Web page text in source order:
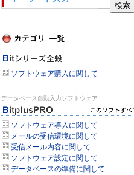
ソフトウェア購入に関して
データベース自動入力ソフトウェア
ソフトウェア導入に関して
メールの受信環境に関して
受信メール内容に関して
ソフトウェア設定に関して
データベースの準備に関して